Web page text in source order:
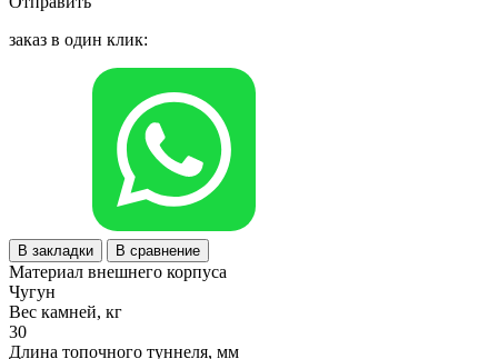
заказ в один клик:
В закладки В сравнение
Материал внешнего корпуса
Чугун
Вес камней, кг
30
Длина топочного туннеля, мм